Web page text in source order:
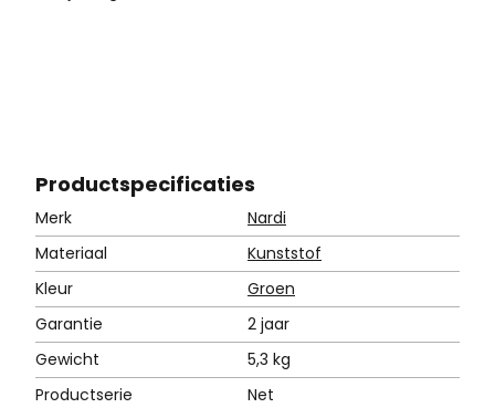
-
.
Productspecificaties
Merk
Nardi
Materiaal
Kunststof
Kleur
Groen
Garantie
2 jaar
Gewicht
5,3 kg
Productserie
Net